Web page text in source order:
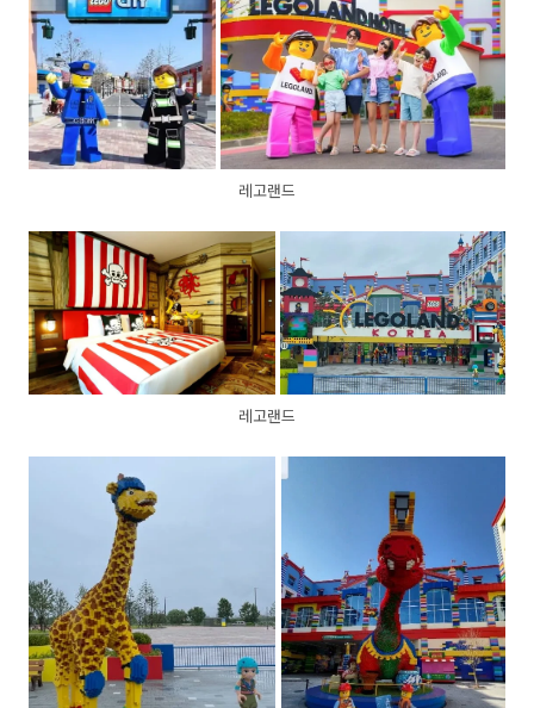
레고랜드
레고랜드